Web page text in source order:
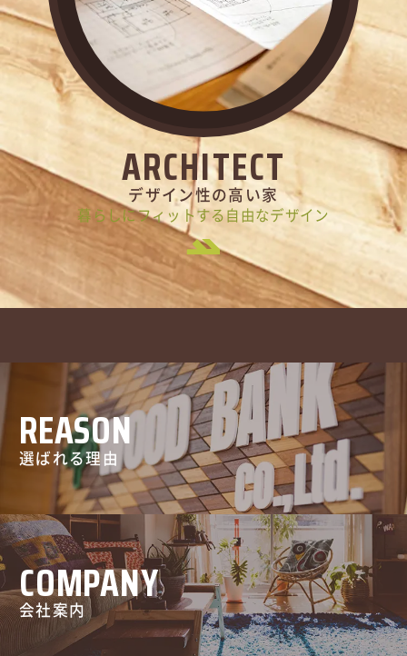
ARCHITECT
デザイン性の高い家
暮らしにフィットする自由なデザイン
REASON
選ばれる理由
COMPANY
会社案内